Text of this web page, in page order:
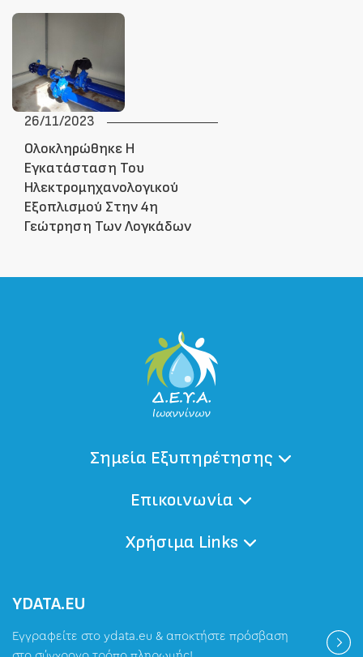
26/11/2023
Ολοκληρώθηκε Η
Εγκατάσταση Του
Ηλεκτρομηχανολογικού
Εξοπλισμού Στην 4η
Γεώτρηση Των Λογκάδων
Σημεία Εξυπηρέτησης
Επικοινωνία
Χρήσιμα Links
ΥDATA.EU
Εγγραφείτε στο ydata.eu & αποκτήστε πρόσβαση